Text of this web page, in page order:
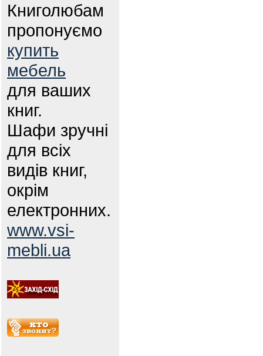
Книголюбам
пропонуємо
купить
мебель
для ваших
книг.
Шафи зручні
для всіх
видів книг,
окрім
електронних.
www.vsi-
mebli.ua